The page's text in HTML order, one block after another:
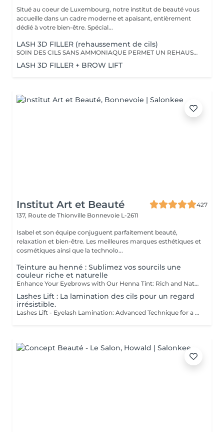
Situé au coeur de Luxembourg, notre institut de beauté vous
accueille dans un cadre moderne et apaisant, entièrement
dédié à votre bien-être. Spécial...
LASH 3D FILLER (rehaussement de cils)
SOIN DES CILS SANS AMMONIAQUE PERMET UN REHAUSSEMENT DES CILS, ETOFFEMENT DU POIL, PENETRATION DE KERATINE EN PROFONDEUR, REPARATION DES CILS ENDOMMAGES, IDEAL POUR LES YEUX SENSIBLES, CILS FINS, CASSANTS + TEINTURE
LASH 3D FILLER + BROW LIFT
Institut Art et Beauté
427
137, Route de Thionville Bonnevoie L-2611
Isabel et son équipe conjuguent parfaitement beauté,
relaxation et bien-être. Les meilleures marques esthétiques et
cosmétiques ainsi que la technolo...
Teinture au henné : Sublimez vos sourcils une
couleur riche et naturelle
Enhance Your Eyebrows with Our Henna Tint: Rich and Natural Color for Perfectly Defined and Long-Lasting Brows Discover the secret to flawless eyebrows with our henna tint. Rich Color: Our henna tint provides intense, natural color that enhances your eyebrows with deep, elegant hues. Perfect Definition: The formula is designed to define your eyebrows with precision, creating a perfectly structured and harmonious shape. Exceptional Longevity: Enjoy a long-lasting color that remains vibrant and resistant, giving you a flawless look for an extended period. The tint is applied with care by our estheticians, including masters Liseta, Fatima, and Deborah, ensuring a uniform and natural result. Indulge in the luxury of perfectly defined eyebrows and highlight your gaze like never before.
Lashes Lift : La lamination des cils pour un regard
irrésistible.
Lashes Lift - Eyelash Lamination: Advanced Technique for a Stunning Gaze Discover the revolutionary Lashes Lift technique, also known as eyelash lamination, for a magnified and perfectly defined look. Technique: Lashes Lift is a sophisticated method that smooths, curls, and sets your lashes for a naturally voluminous and elongated effect. Enjoy elegant curvature that lasts for weeks without the need for mascara or an eyelash curler. Stunning Gaze: Eyelash lamination opens and enhances your eyes with perfect definition. Your lashes are lifted and set in place, creating the appearance of longer and fuller lashes that highlight your eyes spectacularly. Exceptional Longevity: This technique provides long-lasting results, with lashes remaining curled and voluminous while being resistant to moisture and other environmental factors. The Lashes Lift is meticulously performed by our expert estheticians: Liseta Fatima Francesca, ensuring a uniform and natural result. Treat yourself to the luxury of a perfectly defined gaze and let your lashes express themselves like never before.